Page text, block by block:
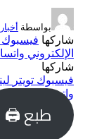
بواسطة
شاركها فيسبوك
الإلكتروني
شاركها
فيسبوك تويتر
واتساب
طبع 🖨